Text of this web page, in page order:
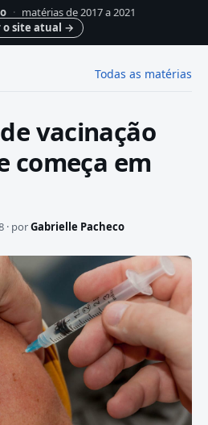
· matérias de 2017 a 2021
o site atual →
Todas as matérias
vacinação
começa em
· porGabrielle Pacheco